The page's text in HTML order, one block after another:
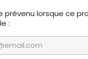
prévenu lorsque ce
: